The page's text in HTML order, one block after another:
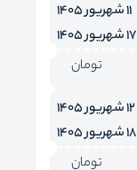
11 شهریور 1405
17 شهریور 1405
تومان
12 شهریور 1405
18 شهریور 1405
تومان